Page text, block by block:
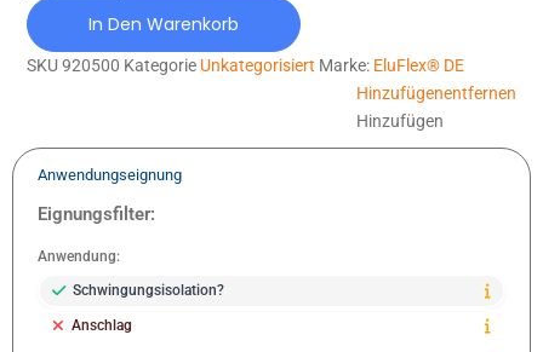
Hinzufügenentfernen
Hinzufügen
In Den Warenkorb
SKU920500 Kategorie Unkategorisiert Marke: EluFlex® DE
Anwendungseignung
Eignungsfilter:
Anwendung:
Schwingungsisolation?
Anschlag